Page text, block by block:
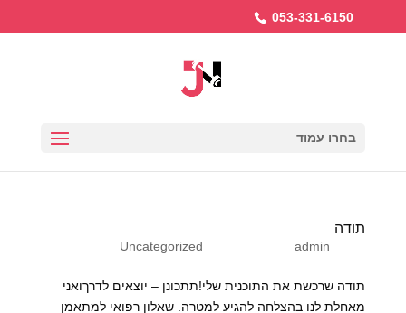
053-331-6150
בחרו עמוד
תודה
admin
|
Uncategorized
תודה שרכשת את התוכנית שלי!תתכונן – יוצאים לדרךואני
מאחלת לנו בהצלחה להגיע למטרה. שאלון רפואי למתאמן